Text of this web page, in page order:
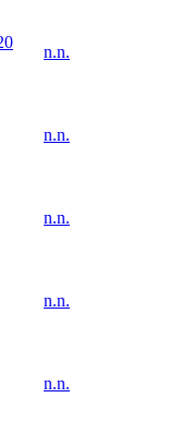
n.n.
n.n.
n.n.
n.n.
n.n.